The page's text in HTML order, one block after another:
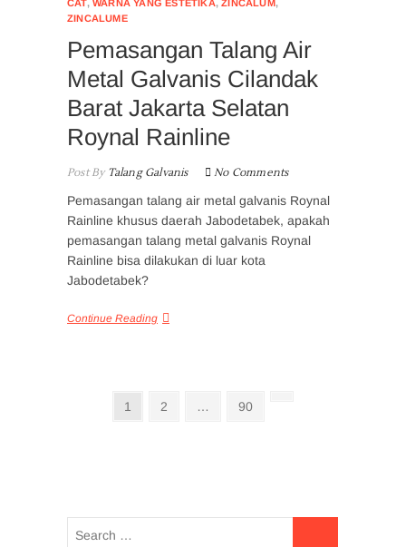
CAT,WARNA YANG ESTETIKA,ZINCALUM,
ZINCALUME
Pemasangan Talang Air
Metal Galvanis Cilandak
Barat Jakarta Selatan
Roynal Rainline
Post ByTalang Galvanis No Comments
Pemasangan talang air metal galvanis Roynal
Rainline khusus daerah Jabodetabek, apakah
pemasangan talang metal galvanis Roynal
Rainline bisa dilakukan di luar kota
Jabodetabek?
Continue Reading
Page
1 Page
2 … Page
90